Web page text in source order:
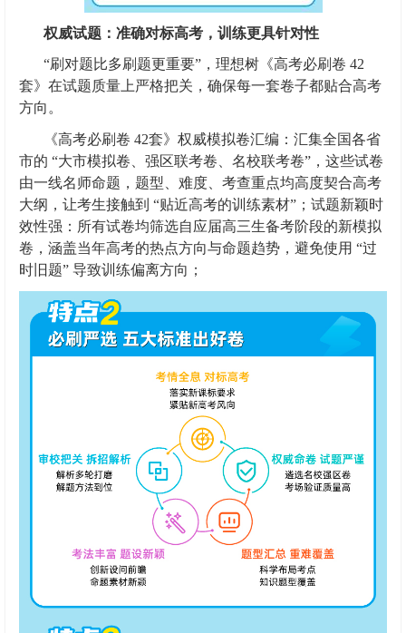
权威试题：准确对标高考，训练更具针对性
“刷对题比多刷题更重要”，理想树《高考必刷卷 42
套》在试题质量上严格把关，确保每一套卷子都贴合高考
方向。
《高考必刷卷 42套》权威模拟卷汇编：汇集全国各省
市的 “大市模拟卷、强区联考卷、名校联考卷”，这些试卷
由一线名师命题，题型、难度、考查重点均高度契合高考
大纲，让考生接触到 “贴近高考的训练素材”；试题新颖时
效性强：所有试卷均筛选自应届高三生备考阶段的新模拟
卷，涵盖当年高考的热点方向与命题趋势，避免使用 “过
时旧题” 导致训练偏离方向；